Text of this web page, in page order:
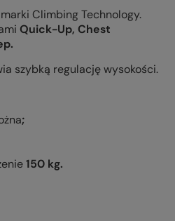
marki Climbing Technology.
Quick-Up, Chest
szybką regulację wysokości.
;
150 kg.